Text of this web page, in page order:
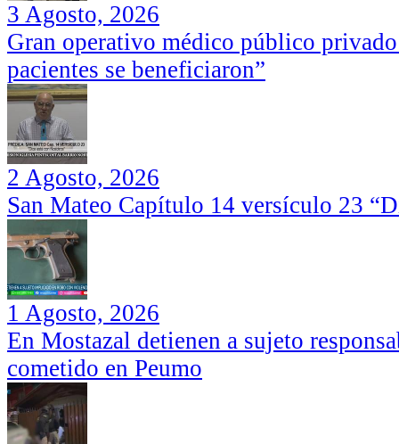
3 Agosto, 2026
Gran operativo médico público
pacientes se beneficiaron”
2 Agosto, 2026
San Mateo Capítulo 14 versículo 23
1 Agosto, 2026
En Mostazal detienen a sujeto
cometido en Peumo